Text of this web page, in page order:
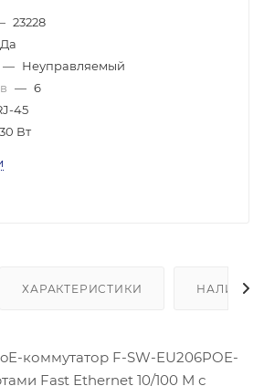
23228
Да
— Неуправляемый
— 6
45
30 Вт
ХАРАКТЕРИСТИКИ НАЛИЧИЕ
коммутатор F-SW-EU206POE-
Fast Ethernet 10/100 М с